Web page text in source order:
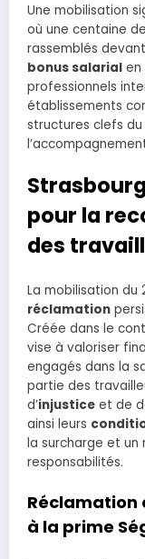
Une mobilisation
où une centaine
rassemblés
bonus salarial en
professionnels
établissements
structures clefs du
pour la
des
La mobilisation du
réclamation
Créée dans le
vise à valoriser
engagés dans la
partie des
d’injustice et de
ainsi leurs
la surcharge et un
responsabilités.
Réclamation
à la prime